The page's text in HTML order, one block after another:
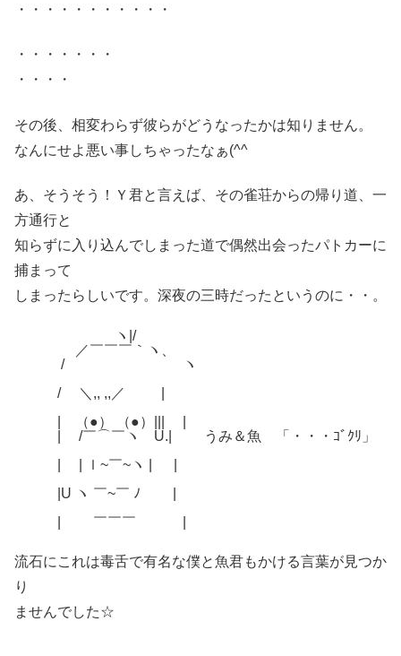
・・・・・・・・・・・
・・・・・・・
・・・・
その後、相変わらず彼らがどうなったかは知りません。
なんにせよ悪い事しちゃったなぁ(^^ゞ
あ、そうそう！Ｙ君と言えば、その雀荘からの帰り道、一
方通行と
知らずに入り込んでしまった道で偶然出会ったパトカーに
捕まって
しまったらしいです。深夜の三時だったというのに・・。
ヽ|/
／￣￣￣｀ヽ、
/ ヽ
/ ＼,, ,,／ |
| （●） （●）||| |
| /￣⌒￣ヽ U.| うみ＆魚 「・・・ｺﾞｸﾘ」
| | ｌ~￣~ヽ | |
|U ヽ ￣~￣ ﾉ |
| ￣￣￣ |
流石にこれは毒舌で有名な僕と魚君もかける言葉が見つか
り
ませんでした☆